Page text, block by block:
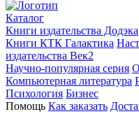
Каталог
Книги издательства Додэка
Книги КТК Галактика
издательства Век2
Научно-популярная серия
Компьютерная литература
Психология Бизнес
Помощь Как заказать